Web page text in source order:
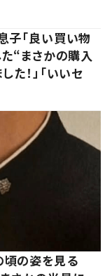
子「良い買い物
“まさかの購入
！」「いいセ
の姿を見る